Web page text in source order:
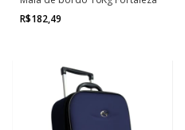
R$182,49